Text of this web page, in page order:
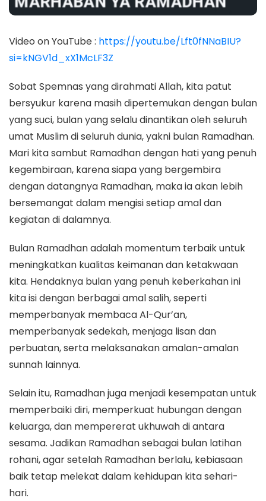
Video on YouTube : https://youtu.be/Lft0fNNaBIU?
si=kNGV1d_xX1McLF3Z
Sobat Spemnas yang dirahmati Allah, kita patut
bersyukur karena masih dipertemukan dengan bulan
yang suci, bulan yang selalu dinantikan oleh seluruh
umat Muslim di seluruh dunia, yakni bulan Ramadhan.
Mari kita sambut Ramadhan dengan hati yang penuh
kegembiraan, karena siapa yang bergembira
dengan datangnya Ramadhan, maka ia akan lebih
bersemangat dalam mengisi setiap amal dan
kegiatan di dalamnya.
Bulan Ramadhan adalah momentum terbaik untuk
meningkatkan kualitas keimanan dan ketakwaan
kita. Hendaknya bulan yang penuh keberkahan ini
kita isi dengan berbagai amal salih, seperti
memperbanyak membaca Al-Qur’an,
memperbanyak sedekah, menjaga lisan dan
perbuatan, serta melaksanakan amalan-amalan
sunnah lainnya.
Selain itu, Ramadhan juga menjadi kesempatan untuk
memperbaiki diri, memperkuat hubungan dengan
keluarga, dan mempererat ukhuwah di antara
sesama. Jadikan Ramadhan sebagai bulan latihan
rohani, agar setelah Ramadhan berlalu, kebiasaan
baik tetap melekat dalam kehidupan kita sehari-
hari.